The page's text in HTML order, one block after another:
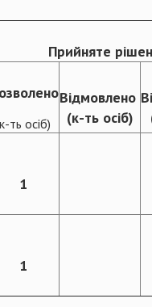
Прийняте
ть осіб)
Відмовлено
(к-ть осіб)
1
1